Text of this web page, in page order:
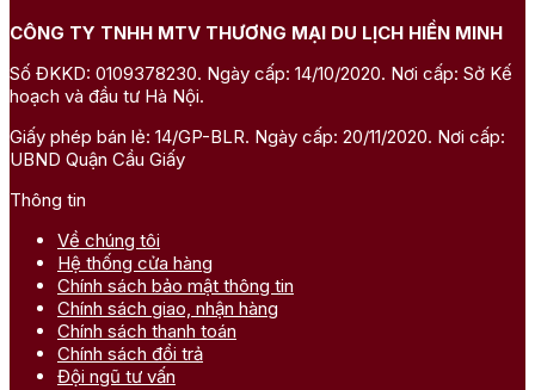
CÔNG TY TNHH MTV THƯƠNG MẠI DU LỊCH HIỀN MINH
Số ĐKKD: 0109378230. Ngày cấp: 14/10/2020. Nơi cấp: Sở Kế
hoạch và đầu tư Hà Nội.
Giấy phép bán lẻ: 14/GP-BLR. Ngày cấp: 20/11/2020. Nơi cấp:
UBND Quận Cầu Giấy
Thông tin
Về chúng tôi
Hệ thống cửa hàng
Chính sách bảo mật thông tin
Chính sách giao, nhận hàng
Chính sách thanh toán
Chính sách đổi trả
Đội ngũ tư vấn